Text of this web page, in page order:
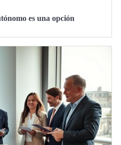
es una opción